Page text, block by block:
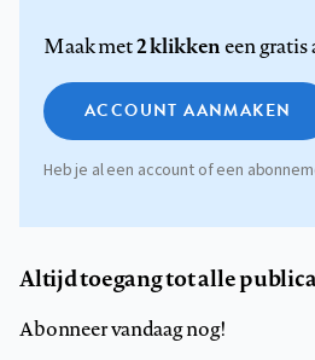
Maak met2 klikkeneen gratis
ACCOUNT AANMAKEN
Heb je al een account of een
Altijd toegang tot alle
Abonneer vandaag nog!